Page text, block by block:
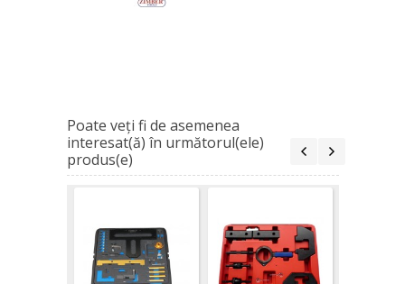
Poate veţi fi de asemenea
interesat(ă) în următorul(ele)
produs(e)